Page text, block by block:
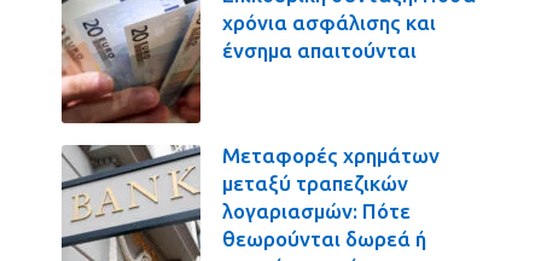
χρόνια ασφάλισης και
ένσημα απαιτούνται
Μεταφορές χρημάτων
μεταξύ τραπεζικών
λογαριασμών: Πότε
θεωρούνται δωρεά ή